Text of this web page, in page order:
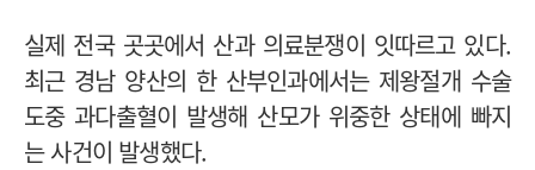
실제 전국 곳곳에서 산과 의료분쟁이 잇따르고 있다.
최근 경남 양산의 한 산부인과에서는 제왕절개 수술
도중 과다출혈이 발생해 산모가 위중한 상태에 빠지
는 사건이 발생했다.